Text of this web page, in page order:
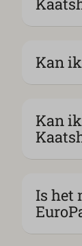
Kan
Kan
Is het